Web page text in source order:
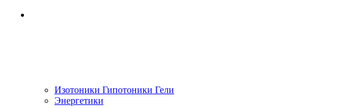
Изотоники Гипотоники Гели
Энергетики